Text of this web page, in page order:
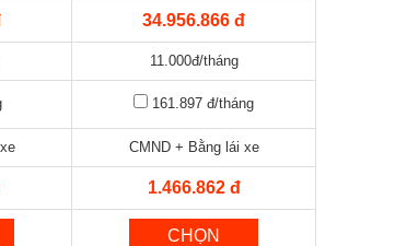
34.956.866 đ
11.000đ/tháng
161.897 đ/tháng
CMND + Bằng lái xe
1.466.862 đ
CHỌN